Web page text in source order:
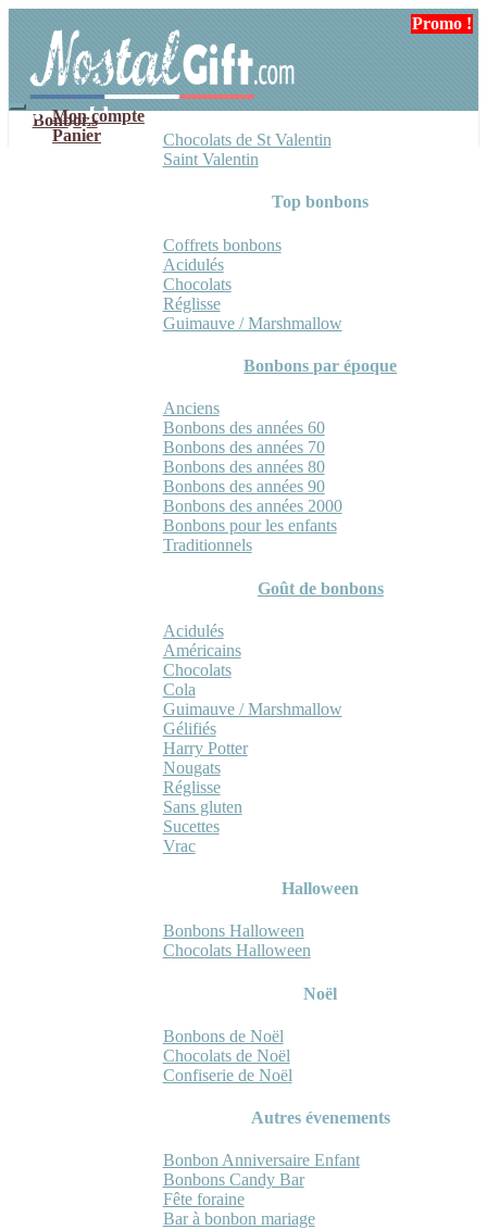
navigation
contenu
Mon compte
Panier
Bonbons
Chocolats de St Valentin
Saint Valentin
Top bonbons
Coffrets bonbons
Acidulés
Chocolats
Réglisse
Guimauve / Marshmallow
Bonbons par époque
Anciens
Bonbons des années 60
Bonbons des années 70
Bonbons des années 80
Bonbons des années 90
Bonbons des années 2000
Bonbons pour les enfants
Traditionnels
Goût de bonbons
Acidulés
Américains
Chocolats
Cola
Guimauve / Marshmallow
Gélifiés
Harry Potter
Nougats
Réglisse
Sans gluten
Sucettes
Vrac
Halloween
Bonbons Halloween
Chocolats Halloween
Noël
Bonbons de Noël
Chocolats de Noël
Confiserie de Noël
Autres évenements
Bonbon Anniversaire Enfant
Bonbons Candy Bar
Fête foraine
Bar à bonbon mariage
Promo !